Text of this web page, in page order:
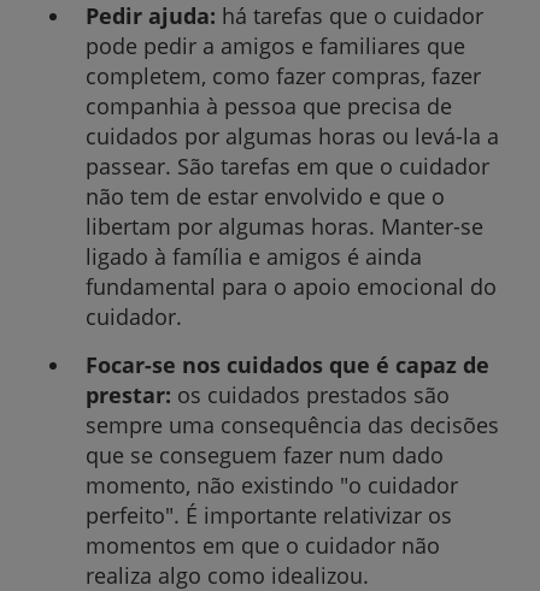
Pedir ajuda: há tarefas que o cuidador
pode pedir a amigos e familiares que
completem, como fazer compras, fazer
companhia à pessoa que precisa de
cuidados por algumas horas ou levá-la a
passear. São tarefas em que o cuidador
não tem de estar envolvido e que o
libertam por algumas horas. Manter-se
ligado à família e amigos é ainda
fundamental para o apoio emocional do
cuidador.
Focar-se nos cuidados que é capaz de
prestar: os cuidados prestados são
sempre uma consequência das decisões
que se conseguem fazer num dado
momento, não existindo "o cuidador
perfeito". É importante relativizar os
momentos em que o cuidador não
realiza algo como idealizou.